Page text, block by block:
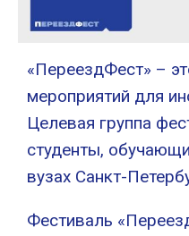
«ПереездФест» –
мероприятий для
Целевая группа
студенты,
вузах Санкт-
Фестиваль